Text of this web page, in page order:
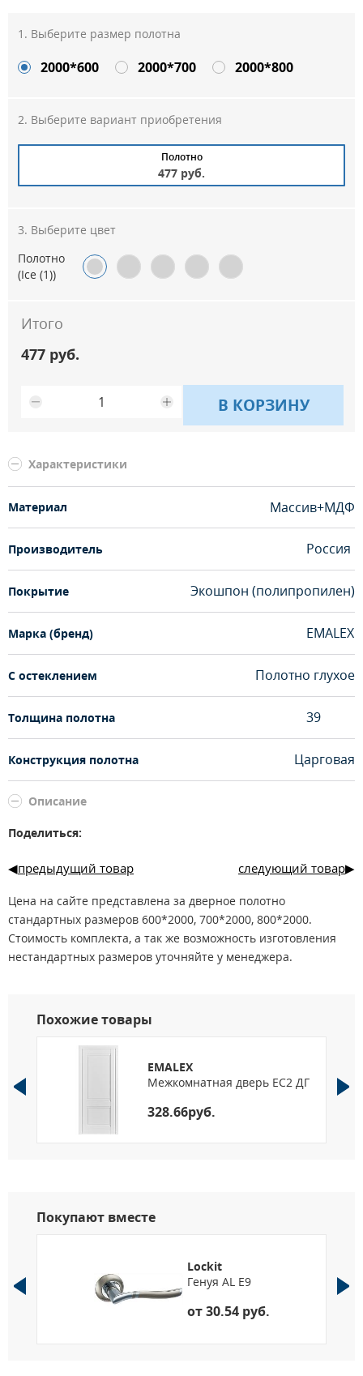
Выберите размер полотна
2000*600 2000*700 2000*800
Выберите вариант приобретения
Полотно
477 руб.
Выберите цвет
Полотно
(Ice (1))
Итого
477 руб.
В КОРЗИНУ
Характеристики
Материал Массив+МДФ
Производитель Россия
Покрытие Экошпон (полипропилен)
Марка (бренд) EMALEX
С остеклением Полотно глухое
Толщина полотна 39
Конструкция полотна Царговая
Описание
Поделиться:
предыдущий товар следующий товар
Цена на сайте представлена за дверное полотно
стандартных размеров 600*2000, 700*2000, 800*2000.
Стоимость комплекта, а так же возможность изготовления
нестандартных размеров уточняйте у менеджера.
Похожие товары
EMALEX
Межкомнатная дверь EC2 ДГ
328.66руб.
Покупают вместе
Lockit
Генуя AL E9
от 30.54 руб.